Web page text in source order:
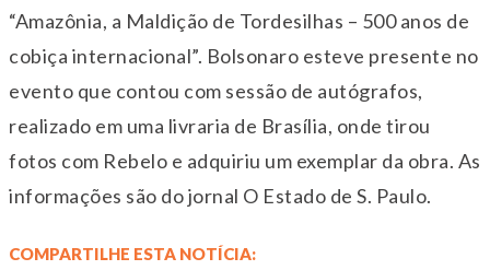
“Amazônia, a Maldição de Tordesilhas – 500 anos de
cobiça internacional”. Bolsonaro esteve presente no
evento que contou com sessão de autógrafos,
realizado em uma livraria de Brasília, onde tirou
fotos com Rebelo e adquiriu um exemplar da obra. As
informações são do jornal O Estado de S. Paulo.
COMPARTILHE ESTA NOTÍCIA: